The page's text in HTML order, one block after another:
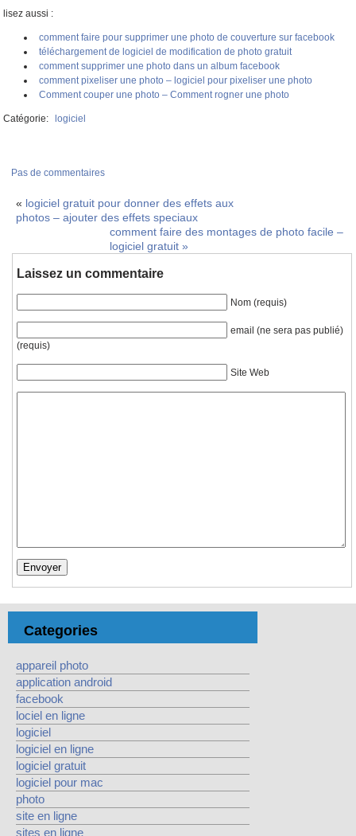
lisez aussi :
comment faire pour supprimer une photo de couverture sur facebook
téléchargement de logiciel de modification de photo gratuit
comment supprimer une photo dans un album facebook
comment pixeliser une photo – logiciel pour pixeliser une photo
Comment couper une photo – Comment rogner une photo
Catégorie: logiciel
Pas de commentaires
« logiciel gratuit pour donner des effets aux
photos – ajouter des effets speciaux
comment faire des montages de photo facile –
logiciel gratuit »
Laissez un commentaire
Nom (requis)
email (ne sera pas publié)
(requis)
Site Web
Categories
appareil photo
application android
facebook
lociel en ligne
logiciel
logiciel en ligne
logiciel gratuit
logiciel pour mac
photo
site en ligne
sites en ligne